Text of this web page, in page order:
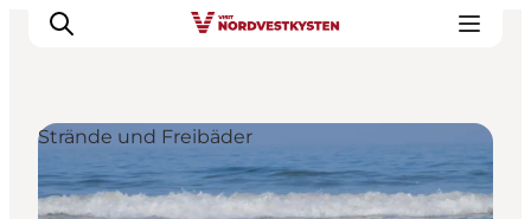
Urlaubsorte
Strände und Freibäder